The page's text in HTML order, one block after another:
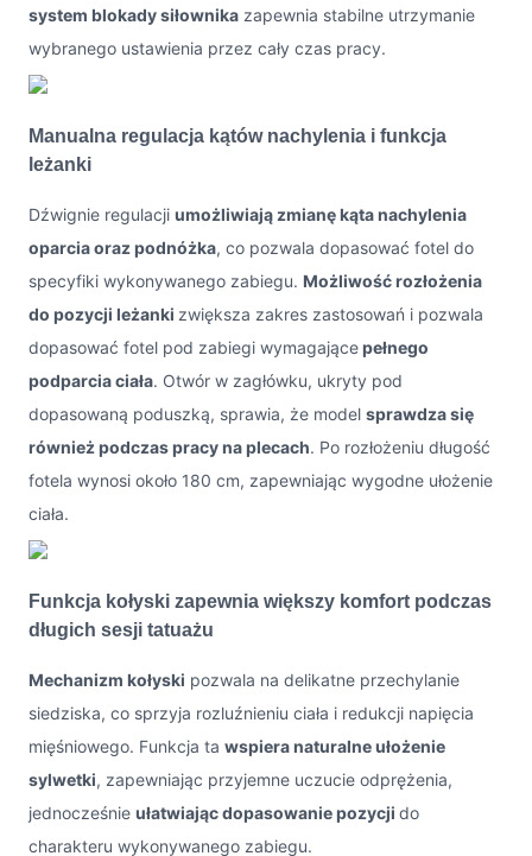
system blokady siłownika zapewnia stabilne utrzymanie
wybranego ustawienia przez cały czas pracy.
Manualna regulacja kątów nachylenia i funkcja
leżanki
Dźwignie regulacji umożliwiają zmianę kąta nachylenia
oparcia oraz podnóżka, co pozwala dopasować fotel do
specyfiki wykonywanego zabiegu. Możliwość rozłożenia
do pozycji leżanki zwiększa zakres zastosowań i pozwala
dopasować fotel pod zabiegi wymagającepełnego
podparcia ciała. Otwór w zagłówku, ukryty pod
dopasowaną poduszką, sprawia, że model sprawdza się
również podczas pracy na plecach. Po rozłożeniu długość
fotela wynosi około 180 cm, zapewniając wygodne ułożenie
ciała.
Funkcja kołyski zapewnia większy komfort podczas
długich sesji tatuażu
Mechanizm kołyski pozwala na delikatne przechylanie
siedziska, co sprzyja rozluźnieniu ciała i redukcji napięcia
mięśniowego. Funkcja ta wspiera naturalne ułożenie
sylwetki, zapewniając przyjemne uczucie odprężenia,
jednocześnie ułatwiając dopasowanie pozycji do
charakteru wykonywanego zabiegu.